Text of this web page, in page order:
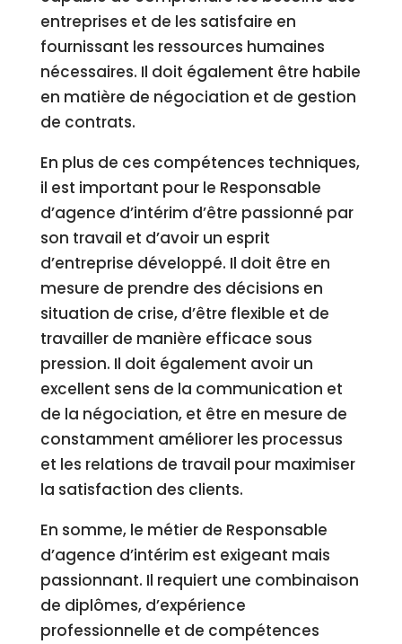
entreprises et de les satisfaire en
fournissant les ressources humaines
nécessaires. Il doit également être habile
en matière de négociation et de gestion
de contrats.
En plus de ces compétences techniques,
il est important pour le Responsable
d’agence d’intérim d’être passionné par
son travail et d’avoir un esprit
d’entreprise développé. Il doit être en
mesure de prendre des décisions en
situation de crise, d’être flexible et de
travailler de manière efficace sous
pression. Il doit également avoir un
excellent sens de la communication et
de la négociation, et être en mesure de
constamment améliorer les processus
et les relations de travail pour maximiser
la satisfaction des clients.
En somme, le métier de Responsable
d’agence d’intérim est exigeant mais
passionnant. Il requiert une combinaison
de diplômes, d’expérience
professionnelle et de compétences